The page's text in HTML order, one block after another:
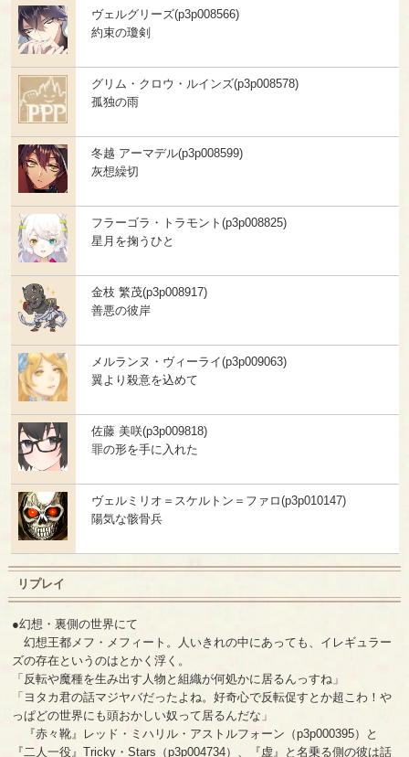
ヴェルグリーズ(p3p008566)
約束の瓊剣
グリム・クロウ・ルインズ(p3p008578)
孤独の雨
冬越 アーマデル(p3p008599)
灰想繰切
フラーゴラ・トラモント(p3p008825)
星月を掬うひと
金枝 繁茂(p3p008917)
善悪の彼岸
メルランヌ・ヴィーライ(p3p009063)
翼より殺意を込めて
佐藤 美咲(p3p009818)
罪の形を手に入れた
ヴェルミリオ＝スケルトン＝ファロ(p3p010147)
陽気な骸骨兵
リプレイ
●幻想・裏側の世界にて
幻想王都メフ・メフィート。人いきれの中にあっても、イレギュラー
ズの存在というのはとかく浮く。
「反転や魔種を生み出す人物と組織が何処かに居るんっすね」
「ヨタカ君の話マジヤバだったよね。好奇心で反転促すとか超こわ！や
っぱどの世界にも頭おかしい奴って居るんだな」
『赤々靴』レッド・ミハリル・アストルフォーン（p3p000395）と
『二人一役』Tricky・Stars（p3p004734）、『虚』と名乗る側の彼は話